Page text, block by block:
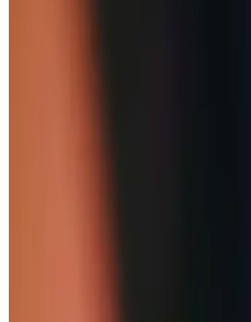
Basit ve Güvenilir Cep
Gelişmiş özellikler yerine temel
dayanıklı ve uzun pil ömürlü
teknolojiyi az kullananlar için ideal
Akıllı Telefon